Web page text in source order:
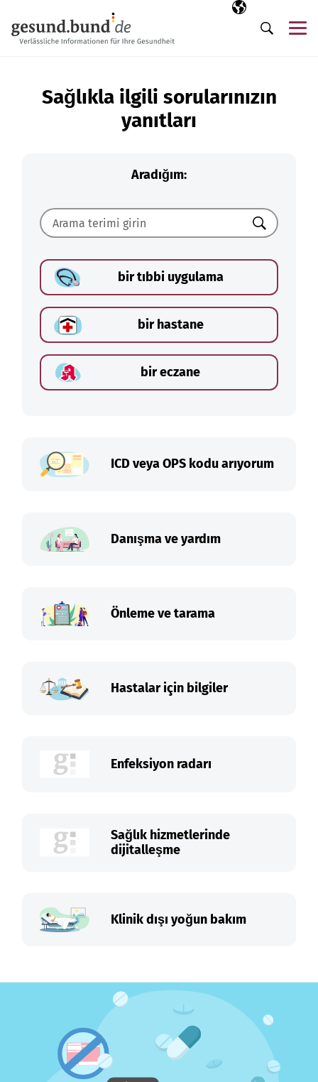
Seçili dil
TR
Arama
Sağlıkla ilgili sorularınızın
yanıtları
Aradığım:
Ara
bir tıbbi uygulama
bir hastane
bir eczane
ICD veya OPS kodu arıyorum
Danışma ve yardım
Önleme ve tarama
Hastalar için bilgiler
Enfeksiyon radarı
Sağlık hizmetlerinde
dijitalleşme
Klinik dışı yoğun bakım